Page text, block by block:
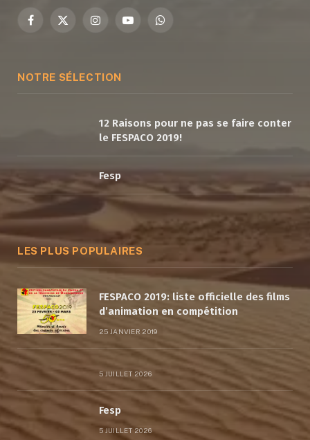
Facebook
X
InstagramYouTubeWhatsApp
NOTRE SÉLECTION
12 Raisons pour ne pas se faire conter
le FESPACO 2019!
Fesp
LES PLUS POPULAIRES
FESPACO 2019: liste officielle des films
d’animation en compétition
25 JANVIER 2019
5 JUILLET 2026
Fesp
5 JUILLET 2026